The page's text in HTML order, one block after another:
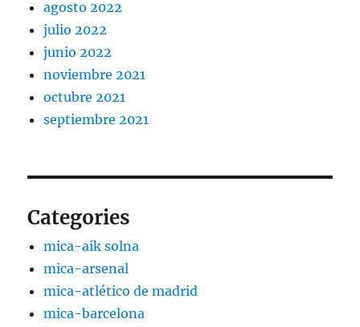
agosto 2022
julio 2022
junio 2022
noviembre 2021
octubre 2021
septiembre 2021
Categories
mica-aik solna
mica-arsenal
mica-atlético de madrid
mica-barcelona